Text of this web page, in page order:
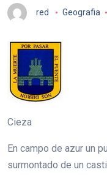
red Geografia
Cieza
En campo de azur un
surmontado de un